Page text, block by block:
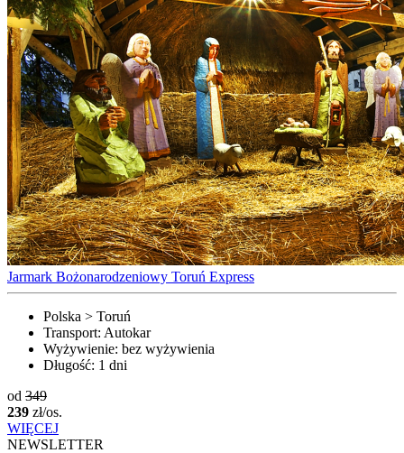
Jarmark Bożonarodzeniowy Toruń Express
Polska > Toruń
Transport: Autokar
Wyżywienie: bez wyżywienia
Długość: 1 dni
od 349
239 zł/os.
WIĘCEJ
NEWSLETTER